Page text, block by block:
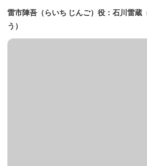
雷市陣吾（らいち じんご）役：石川雷蔵
う）